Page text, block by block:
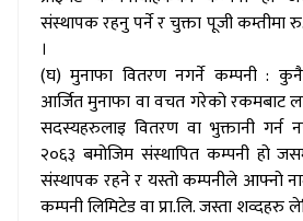
संस्थापक रहनु पर्ने र चुक्ता पूजी कम्तीमा
।
(घ) मुनाफा वितरण नगर्ने कम्पनी : कुनै
आर्जित मुनाफा वा वचत गरेको रकमबाट
सदस्यहरुलाइ वितरण वा भुक्तानी गर्न
२०६३ बमोजिम संस्थापित कम्पनी हो
संस्थापक रहने र यस्तो कम्पनीले आफ्नो
कम्पनी लिमिटेड वा प्रा.लि. जस्ता शव्दहरु